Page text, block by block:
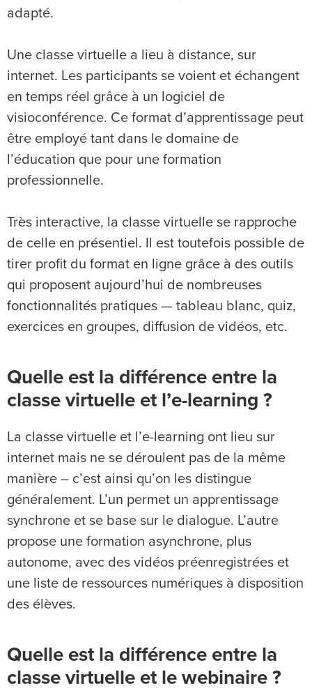
adapté.
Une classe virtuelle a lieu à distance, sur
internet. Les participants se voient et échangent
en temps réel grâce à un logiciel de
visioconférence. Ce format d’apprentissage peut
être employé tant dans le domaine de
l’éducation que pour une formation
professionnelle.
Très interactive, la classe virtuelle se rapproche
de celle en présentiel. Il est toutefois possible de
tirer profit du format en ligne grâce à des outils
qui proposent aujourd’hui de nombreuses
fonctionnalités pratiques — tableau blanc, quiz,
exercices en groupes, diffusion de vidéos, etc.
Quelle est la différence entre la
classe virtuelle et l’e-learning ?
La classe virtuelle et l’e-learning ont lieu sur
internet mais ne se déroulent pas de la même
manière – c’est ainsi qu’on les distingue
généralement. L’un permet un apprentissage
synchrone et se base sur le dialogue. L’autre
propose une formation asynchrone, plus
autonome, avec des vidéos préenregistrées et
une liste de ressources numériques à disposition
des élèves.
Quelle est la différence entre la
classe virtuelle et le webinaire ?